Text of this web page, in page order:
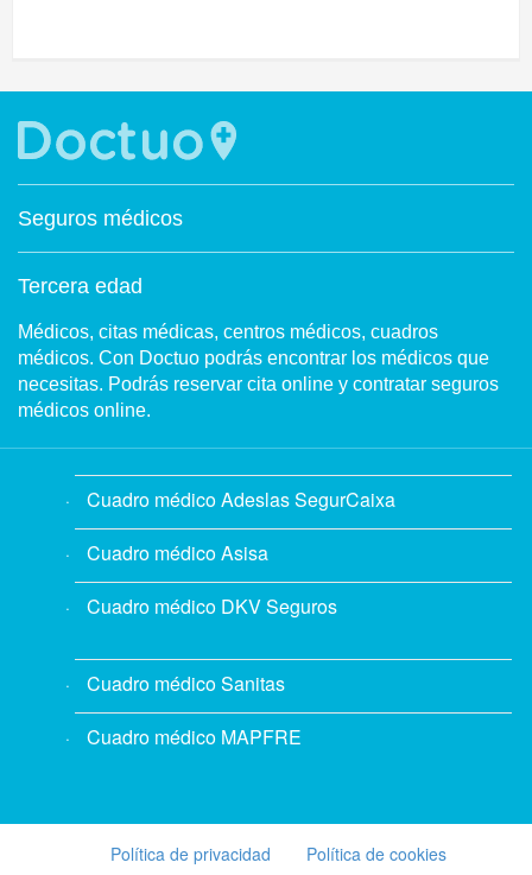
Seguros médicos
Tercera edad
Médicos, citas médicas, centros médicos, cuadros
médicos. Con Doctuo podrás encontrar los médicos que
necesitas. Podrás reservar cita online y contratar seguros
médicos online.
Cuadro médico Adeslas SegurCaixa
Cuadro médico Asisa
Cuadro médico DKV Seguros
Cuadro médico Sanitas
Cuadro médico MAPFRE
Política de privacidad Política de cookies